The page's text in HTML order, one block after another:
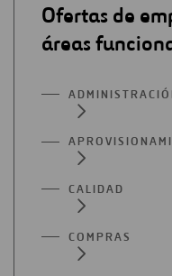
Ofertas de
áreas
CALIDAD
COMPRAS